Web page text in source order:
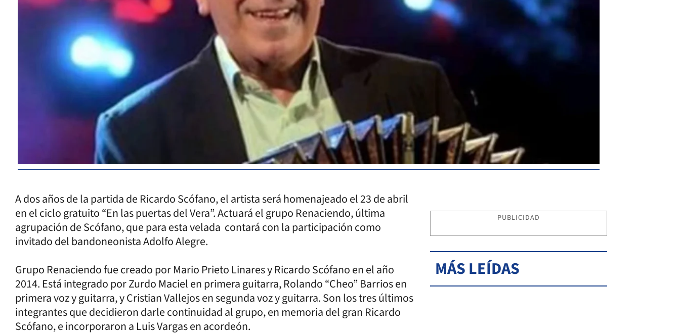
A dos años de la partida de Ricardo Scófano, el artista será homenajeado el 23 de abril
en el ciclo gratuito “En las puertas del Vera”. Actuará el grupo Renaciendo, última
agrupación de Scófano, que para esta velada contará con la participación como
invitado del bandoneonista Adolfo Alegre.
Grupo Renaciendo fue creado por Mario Prieto Linares y Ricardo Scófano en el año
2014. Está integrado por Zurdo Maciel en primera guitarra, Rolando “Cheo” Barrios en
primera voz y guitarra, y Cristian Vallejos en segunda voz y guitarra. Son los tres últimos
integrantes que decidieron darle continuidad al grupo, en memoria del gran Ricardo
Scófano, e incorporaron a Luis Vargas en acordeón.
PUBLICIDAD
MÁS LEÍDAS